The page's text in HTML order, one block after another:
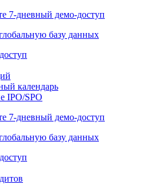
7-дневный демо-доступ
базу данных
календарь
IPO/SPO
7-дневный демо-доступ
базу данных